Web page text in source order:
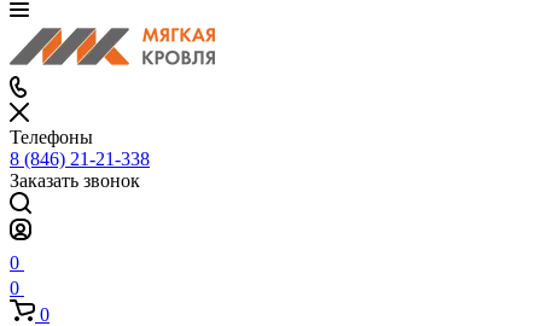
Телефоны
8 (846) 21-21-338
Заказать звонок
0
0
0